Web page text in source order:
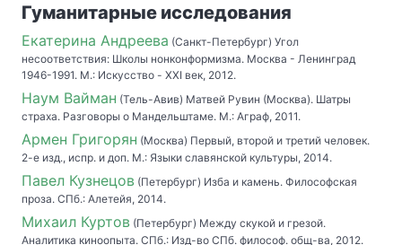
Гуманитарные исследования
Екатерина Андреева (Санкт-Петербург) Угол
несоответствия: Школы нонконформизма. Москва - Ленинград
1946-1991. М.: Искусство - XXI век, 2012.
Наум Вайман (Тель-Авив) Матвей Рувин (Москва). Шатры
страха. Разговоры о Мандельштаме. М.: Аграф, 2011.
Армен Григорян (Москва) Первый, второй и третий человек.
2-е изд., испр. и доп. М.: Языки славянской культуры, 2014.
Павел Кузнецов (Петербург) Изба и камень. Философская
проза. СПб.: Алетейя, 2014.
Михаил Куртов (Петербург) Между скукой и грезой.
Аналитика киноопыта. СПб.: Изд-во СПб. философ. общ-ва, 2012.